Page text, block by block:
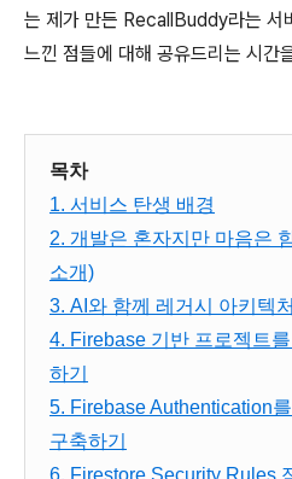
는 제가 만든 RecallBuddy라는 서
느낀 점들에 대해 공유드리는 시간
목차
1. 서비스 탄생 배경
2. 개발은 혼자지만 마음은
소개)
3. AI와 함께 레거시 아키텍
4. Firebase 기반 프로젝트
하기
5. Firebase Authentication
구축하기
6. Firestore Security Rules